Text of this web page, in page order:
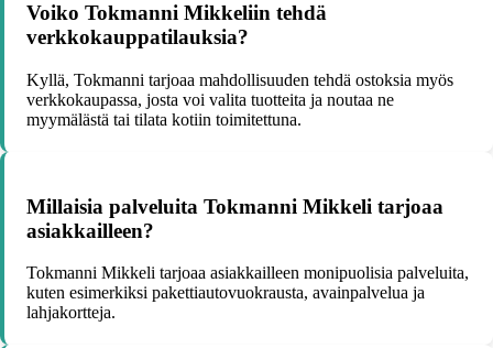
Voiko Tokmanni Mikkeliin tehdä
verkkokauppatilauksia?
Kyllä, Tokmanni tarjoaa mahdollisuuden tehdä ostoksia myös
verkkokaupassa, josta voi valita tuotteita ja noutaa ne
myymälästä tai tilata kotiin toimitettuna.
Millaisia palveluita Tokmanni Mikkeli tarjoaa
asiakkailleen?
Tokmanni Mikkeli tarjoaa asiakkailleen monipuolisia palveluita,
kuten esimerkiksi pakettiautovuokrausta, avainpalvelua ja
lahjakortteja.